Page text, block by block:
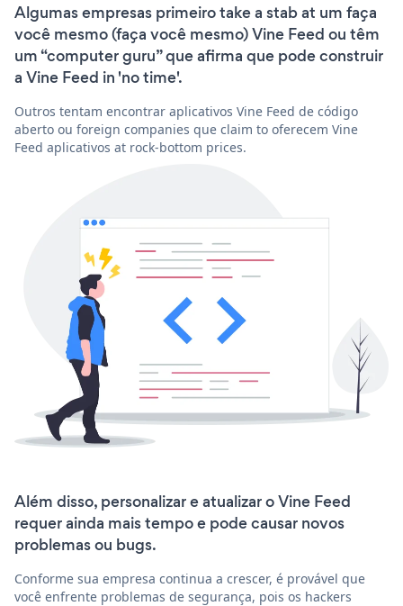
Algumas empresas primeiro take a stab at um faça
você mesmo (faça você mesmo) Vine Feed ou têm
um “computer guru” que afirma que pode construir
a Vine Feed in 'no time'.
Outros tentam encontrar aplicativos Vine Feed de código
aberto ou foreign companies que claim to oferecem Vine
Feed aplicativos at rock-bottom prices.
Além disso, personalizar e atualizar o Vine Feed
requer ainda mais tempo e pode causar novos
problemas ou bugs.
Conforme sua empresa continua a crescer, é provável que
você enfrente problemas de segurança, pois os hackers